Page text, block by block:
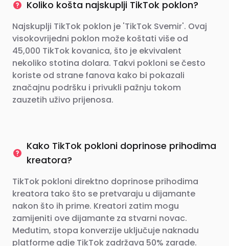
Koliko košta najskuplji TikTok poklon?
Najskuplji TikTok poklon je 'TikTok Svemir'. Ovaj
visokovrijedni poklon može koštati više od
45,000 TikTok kovanica, što je ekvivalent
nekoliko stotina dolara. Takvi pokloni se često
koriste od strane fanova kako bi pokazali
značajnu podršku i privukli pažnju tokom
zauzetih uživo prijenosa.
Kako TikTok pokloni doprinose prihodima
kreatora?
TikTok pokloni direktno doprinose prihodima
kreatora tako što se pretvaraju u dijamante
nakon što ih prime. Kreatori zatim mogu
zamijeniti ove dijamante za stvarni novac.
Međutim, stopa konverzije uključuje naknadu
platforme gdje TikTok zadržava 50% zarade.